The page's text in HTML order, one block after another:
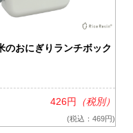
のおにぎりランチボック
426円 （税別）
(税込：469円)